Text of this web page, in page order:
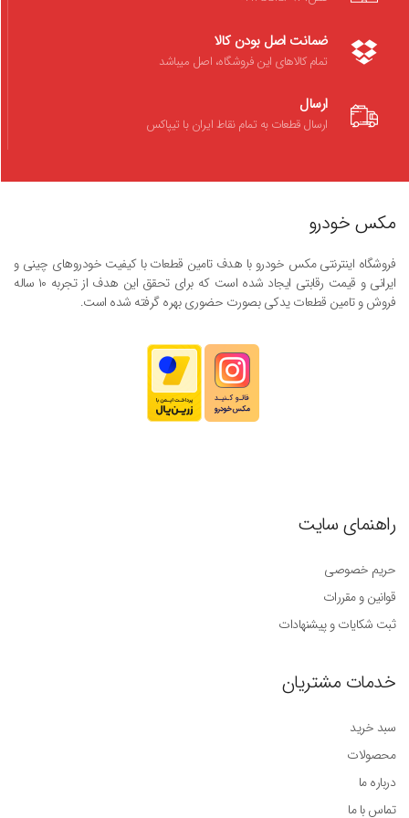
ضمانت اصل بودن کالا
تمام کالاهای این فروشگاه، اصل میباشد
ارسال
ارسال قطعات به تمام نقاط ایران با تیپاکس
مکس خودرو
فروشگاه اینترنتی مکس خودرو با هدف تامین قطعات با کیفیت خودروهای چینی و
ایرانی و قیمت رقابتی ایجاد شده است که برای تحقق این هدف از تجربه ۱۰ ساله
فروش و تامین قطعات یدکی بصورت حضوری بهره گرفته شده است.
راهنمای سایت
حریم خصوصی
قوانین و مقررات
ثبت شکایات و پیشنهادات
خدمات مشتریان
سبد خرید
محصولات
درباره ما
تماس با ما